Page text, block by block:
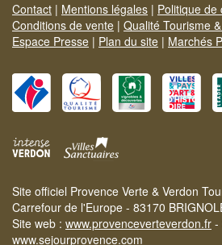
Contact | Mentions légales | Politique de
Conditions de vente | Qualité Tourisme
Espace Presse | Plan du site | Marchés
Site officiel Provence Verte & Verdon
Carrefour de l'Europe - 83170
Site web : www.provenceverteverdon.fr -
www.sejourprovence.com